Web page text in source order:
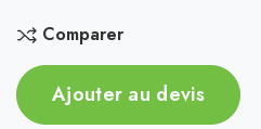
Comparer
Ajouter au devis